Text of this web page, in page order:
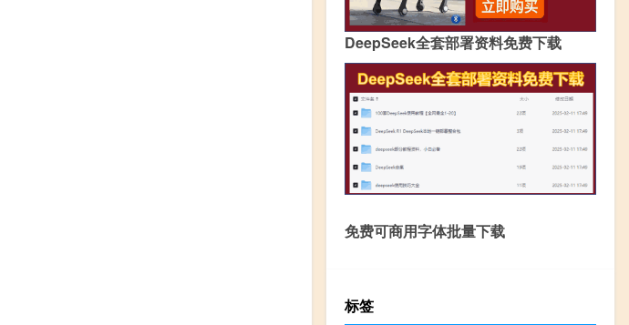
DeepSeek全套部署资料免费下载
免费可商用字体批量下载
标签